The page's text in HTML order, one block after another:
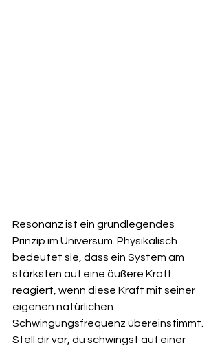
Resonanz ist ein grundlegendes
Prinzip im Universum. Physikalisch
bedeutet sie, dass ein System am
stärksten auf eine äußere Kraft
reagiert, wenn diese Kraft mit seiner
eigenen natürlichen
Schwingungsfrequenz übereinstimmt.
Stell dir vor, du schwingst auf einer